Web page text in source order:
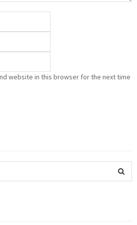
website in this browser for the next time